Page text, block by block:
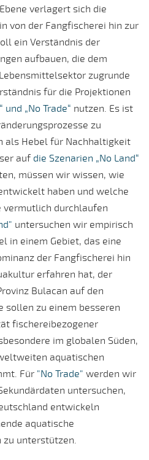
verlagert sich die
von der Fangfischerei hin zur
ein Verständnis der
aufbauen, die dem
zugrunde
für die Projektionen
und „No Trade“ nutzen. Es ist
zu
als Hebel für Nachhaltigkeit
auf die Szenarien „No Land“
müssen wir wissen, wie
haben und welche
vermutlich durchlaufen
untersuchen wir empirisch
in einem Gebiet, das eine
der Fangfischerei hin
erfahren hat, der
Bulacan auf den
sollen zu einem besseren
fischereibezogener
im globalen Süden,
aquatischen
Für "No Trade" werden wir
untersuchen,
entwickeln
aquatische
unterstützen.